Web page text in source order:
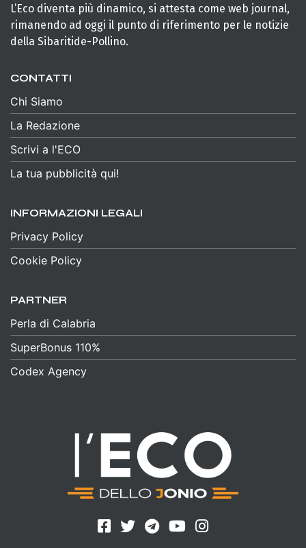
L’Eco diventa più dinamico, si attesta come web journal,
rimanendo ad oggi il punto di riferimento per le notizie
della Sibaritide-Pollino.
CONTATTI
Chi Siamo
La Redazione
Scrivi a l'ECO
La tua pubblicità qui!
INFORMAZIONI LEGALI
Privacy Policy
Cookie Policy
PARTNER
Perla di Calabria
SuperBonus 110%
Codex Agency